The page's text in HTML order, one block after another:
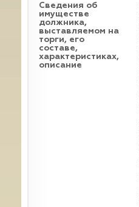
Cведения об
имуществе
должника,
выставляемом на
торги, его
составе,
характеристиках,
описание